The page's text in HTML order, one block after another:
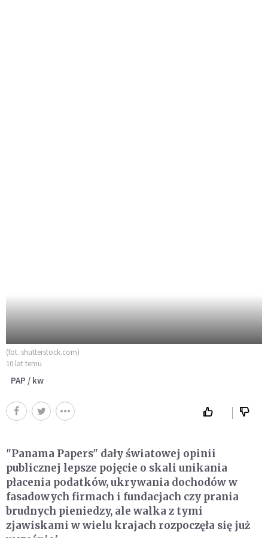
(fot. shutterstock.com)
10 lat temu
PAP / kw
"Panama Papers" dały światowej opinii
publicznej lepsze pojęcie o skali unikania
płacenia podatków, ukrywania dochodów w
fasadowych firmach i fundacjach czy prania
brudnych pieniedzy, ale walka z tymi
zjawiskami w wielu krajach rozpoczęła się już